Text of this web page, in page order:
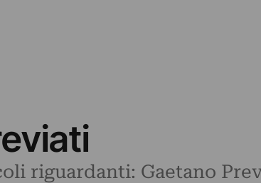
riguardanti: Gaetano